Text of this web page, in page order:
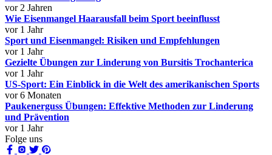
vor 2 Jahren
Wie Eisenmangel Haarausfall beim Sport beeinflusst
vor 1 Jahr
Sport und Eisenmangel: Risiken und Empfehlungen
vor 1 Jahr
Gezielte Übungen zur Linderung von Bursitis Trochanterica
vor 1 Jahr
US-Sport: Ein Einblick in die Welt des amerikanischen Sports
vor 6 Monaten
Paukenerguss Übungen: Effektive Methoden zur Linderung
und Prävention
vor 1 Jahr
Folge uns